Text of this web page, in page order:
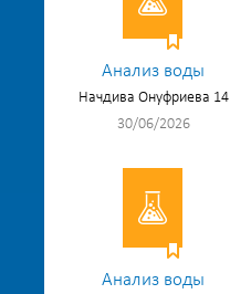
Анализ воды
Начдива Онуфриева 14
30/06/2026
Анализ воды